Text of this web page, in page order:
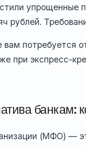
рублей.
потребуется
при экспресс-
банкам:
(МФО) —